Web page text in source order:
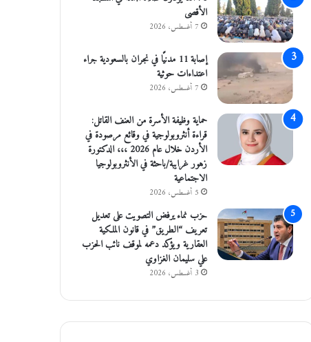
الأقصى
7 أغسطس، 2026
إصابة 11 مدنيًا في نجران بالسعودية جراء
اعتداءات حوثية
7 أغسطس، 2026
حماية وظيفة الأسرة من العنف القاتل:
قراءة أنثروبولوجية في وقائع مرصودة في
الأردن خلال عام 2026 ،،، الدكتورة
زهور غرايبة/باحثة في الأنثروبولوجيا
الاجتماعية
5 أغسطس، 2026
حزب نماء يرفض التصويت على تعديل
تعريف “الطريق” في قانون الملكية
العقارية ويؤكد دعمه لموقف نائب الحزب
علي سليمان الغزاوي
3 أغسطس، 2026